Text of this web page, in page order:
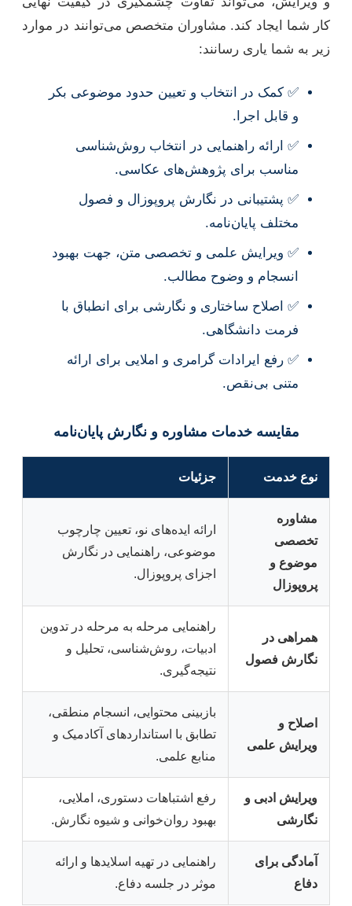
کار شما ایجاد کند. مشاوران متخصص می‌توانند در موارد
زیر به شما یاری رسانند:
✅ کمک در انتخاب و تعیین حدود موضوعی بکر
و قابل اجرا.
✅ ارائه راهنمایی در انتخاب روش‌شناسی
مناسب برای پژوهش‌های عکاسی.
✅ پشتیبانی در نگارش پروپوزال و فصول
مختلف پایان‌نامه.
✅ ویرایش علمی و تخصصی متن، جهت بهبود
انسجام و وضوح مطالب.
✅ اصلاح ساختاری و نگارشی برای انطباق با
فرمت دانشگاهی.
✅ رفع ایرادات گرامری و املایی برای ارائه
متنی بی‌نقص.
مقایسه خدمات مشاوره و نگارش پایان‌نامه
نوع خدمت جزئیات
مشاوره
تخصصی
موضوع و
پروپوزال
ارائه ایده‌های نو، تعیین چارچوب
موضوعی، راهنمایی در نگارش
اجزای پروپوزال.
همراهی در
نگارش فصول
راهنمایی مرحله به مرحله در تدوین
ادبیات، روش‌شناسی، تحلیل و
نتیجه‌گیری.
اصلاح و
ویرایش علمی
بازبینی محتوایی، انسجام منطقی،
تطابق با استانداردهای آکادمیک و
منابع علمی.
ویرایش ادبی و
نگارشی
رفع اشتباهات دستوری، املایی،
بهبود روان‌خوانی و شیوه نگارش.
آمادگی برای
دفاع
راهنمایی در تهیه اسلایدها و ارائه
موثر در جلسه دفاع.